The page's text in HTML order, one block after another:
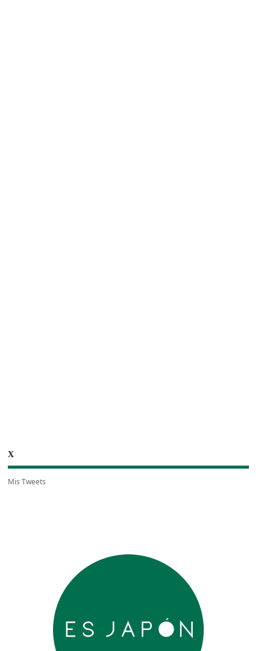
X
Mis Tweets